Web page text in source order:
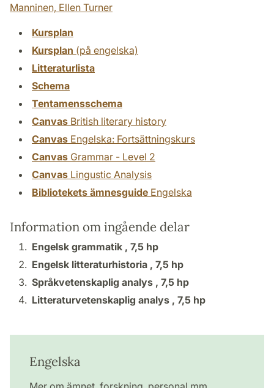
Manninen, Ellen Turner
Kursplan
Kursplan (på engelska)
Litteraturlista
Schema
Tentamensschema
Canvas British literary history
Canvas Engelska: Fortsättningskurs
Canvas Grammar - Level 2
Canvas Lingustic Analysis
Bibliotekets ämnesguide Engelska
Information om ingående delar
Engelsk grammatik , 7,5 hp
Engelsk litteraturhistoria , 7,5 hp
Språkvetenskaplig analys , 7,5 hp
Litteraturvetenskaplig analys , 7,5 hp
Engelska